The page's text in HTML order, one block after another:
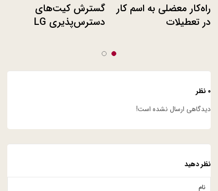
گسترش کیت‌های
دسترس‌پذیری LG
تجربه بهتر استفاده از
راه‌کار معضلی به اسم کار
در تعطیلات
۰ نظر
دیدگاهی ارسال نشده است!
نظر دهید